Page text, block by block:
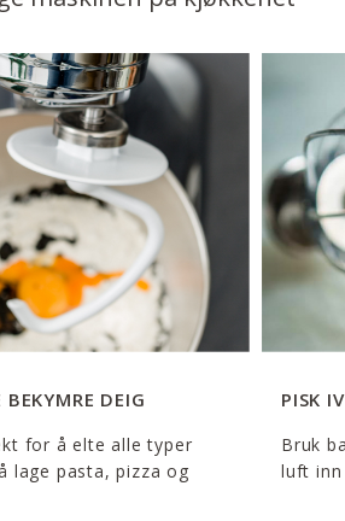
DEIG
for å elte alle typer
lage pasta, pizza og
PISK
Bruk
luft inn